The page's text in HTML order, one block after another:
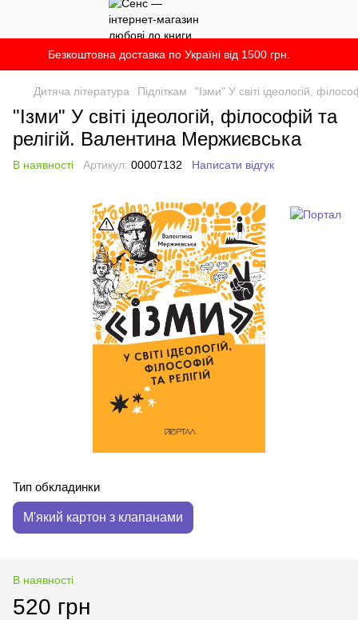
Безкоштовна доставка по Україні від 1500 грн.
Дитяча література Підліткам "Ізми" У світі ідеологій,
"Ізми" У світі ідеологій, філософій та
релігій. Валентина Мержиєвська
В наявності Артикул: 00007132 Написати відгук
Тип обкладинки
М'який картон з клапанами
В наявності
520 грн